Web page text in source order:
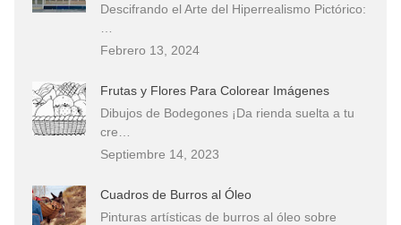
Descifrando el Arte del Hiperrealismo Pictórico:
Febrero 13, 2024
Frutas y Flores Para Colorear Imágenes
Dibujos de Bodegones ¡Da rienda suelta a tu
cre…
Septiembre 14, 2023
Cuadros de Burros al Óleo
Pinturas artísticas de burros al óleo sobre